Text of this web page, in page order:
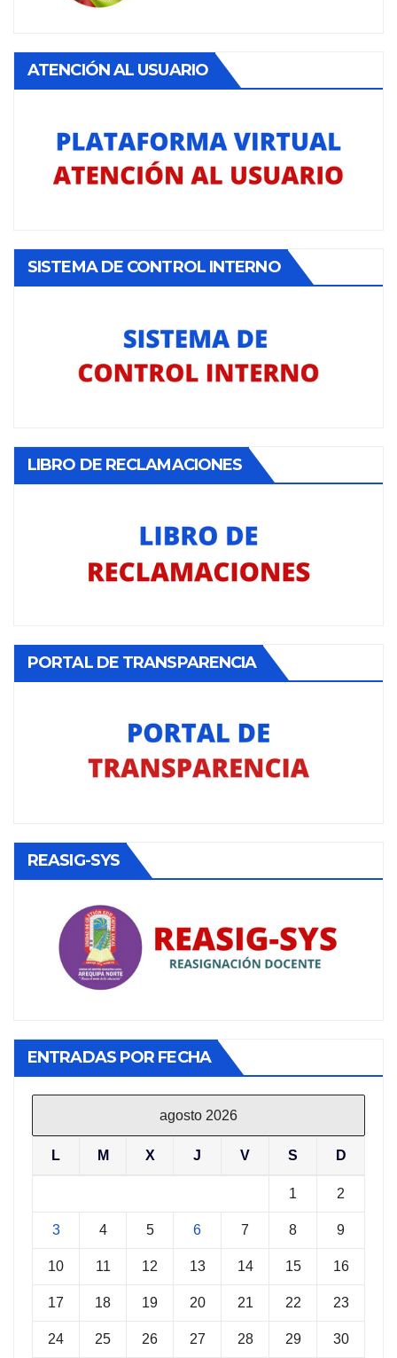
ATENCIÓN AL USUARIO
SISTEMA DE CONTROL INTERNO
LIBRO DE RECLAMACIONES
PORTAL DE TRANSPARENCIA
REASIG-SYS
ENTRADAS POR FECHA
agosto 2026
L M X J V S D
1 2
3 4 5 6 7 8 9
10 11 12 13 14 15 16
17 18 19 20 21 22 23
24 25 26 27 28 29 30